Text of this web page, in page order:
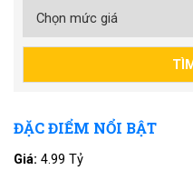
ĐẶC ĐIỂM NỔI BẬT
Giá: 4.99 Tỷ